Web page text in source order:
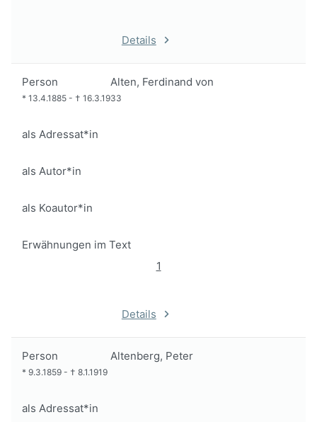
Details
Person Alten, Ferdinand von
* 13.4.1885 - † 16.3.1933
als Adressat*in
als Autor*in
als Koautor*in
Erwähnungen im Text
1
Details
Person Altenberg, Peter
* 9.3.1859 - † 8.1.1919
als Adressat*in